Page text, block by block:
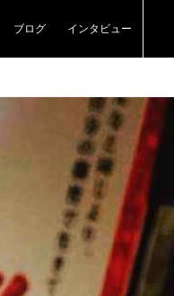
ブログ インタビュー